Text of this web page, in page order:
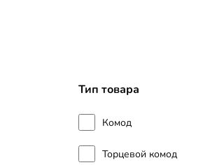
Тип товара
Комод
Торцевой комод